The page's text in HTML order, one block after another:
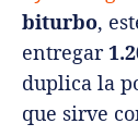
biturbo,
entregar
duplica la
que sirve